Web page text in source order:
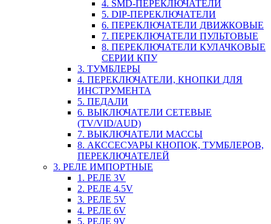
4. SMD-ПЕРЕКЛЮЧАТЕЛИ
5. DIP-ПЕРЕКЛЮЧАТЕЛИ
6. ПЕРЕКЛЮЧАТЕЛИ ДВИЖКОВЫЕ
7. ПЕРЕКЛЮЧАТЕЛИ ПУЛЬТОВЫЕ
8. ПЕРЕКЛЮЧАТЕЛИ КУЛАЧКОВЫЕ
СЕРИИ КПУ
3. ТУМБЛЕРЫ
4. ПЕРЕКЛЮЧАТЕЛИ, КНОПКИ ДЛЯ
ИНСТРУМЕНТА
5. ПЕДАЛИ
6. ВЫКЛЮЧАТЕЛИ СЕТЕВЫЕ
(TV/VID/AUD)
7. ВЫКЛЮЧАТЕЛИ МАССЫ
8. АКССЕСУАРЫ КНОПОК, ТУМБЛЕРОВ,
ПЕРЕКЛЮЧАТЕЛЕЙ
3. РЕЛЕ ИМПОРТНЫЕ
1. РЕЛЕ 3V
2. РЕЛЕ 4.5V
3. РЕЛЕ 5V
4. РЕЛЕ 6V
5. РЕЛЕ 9V